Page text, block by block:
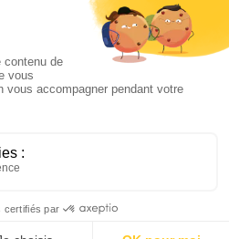
Politique de confidentialité
2023